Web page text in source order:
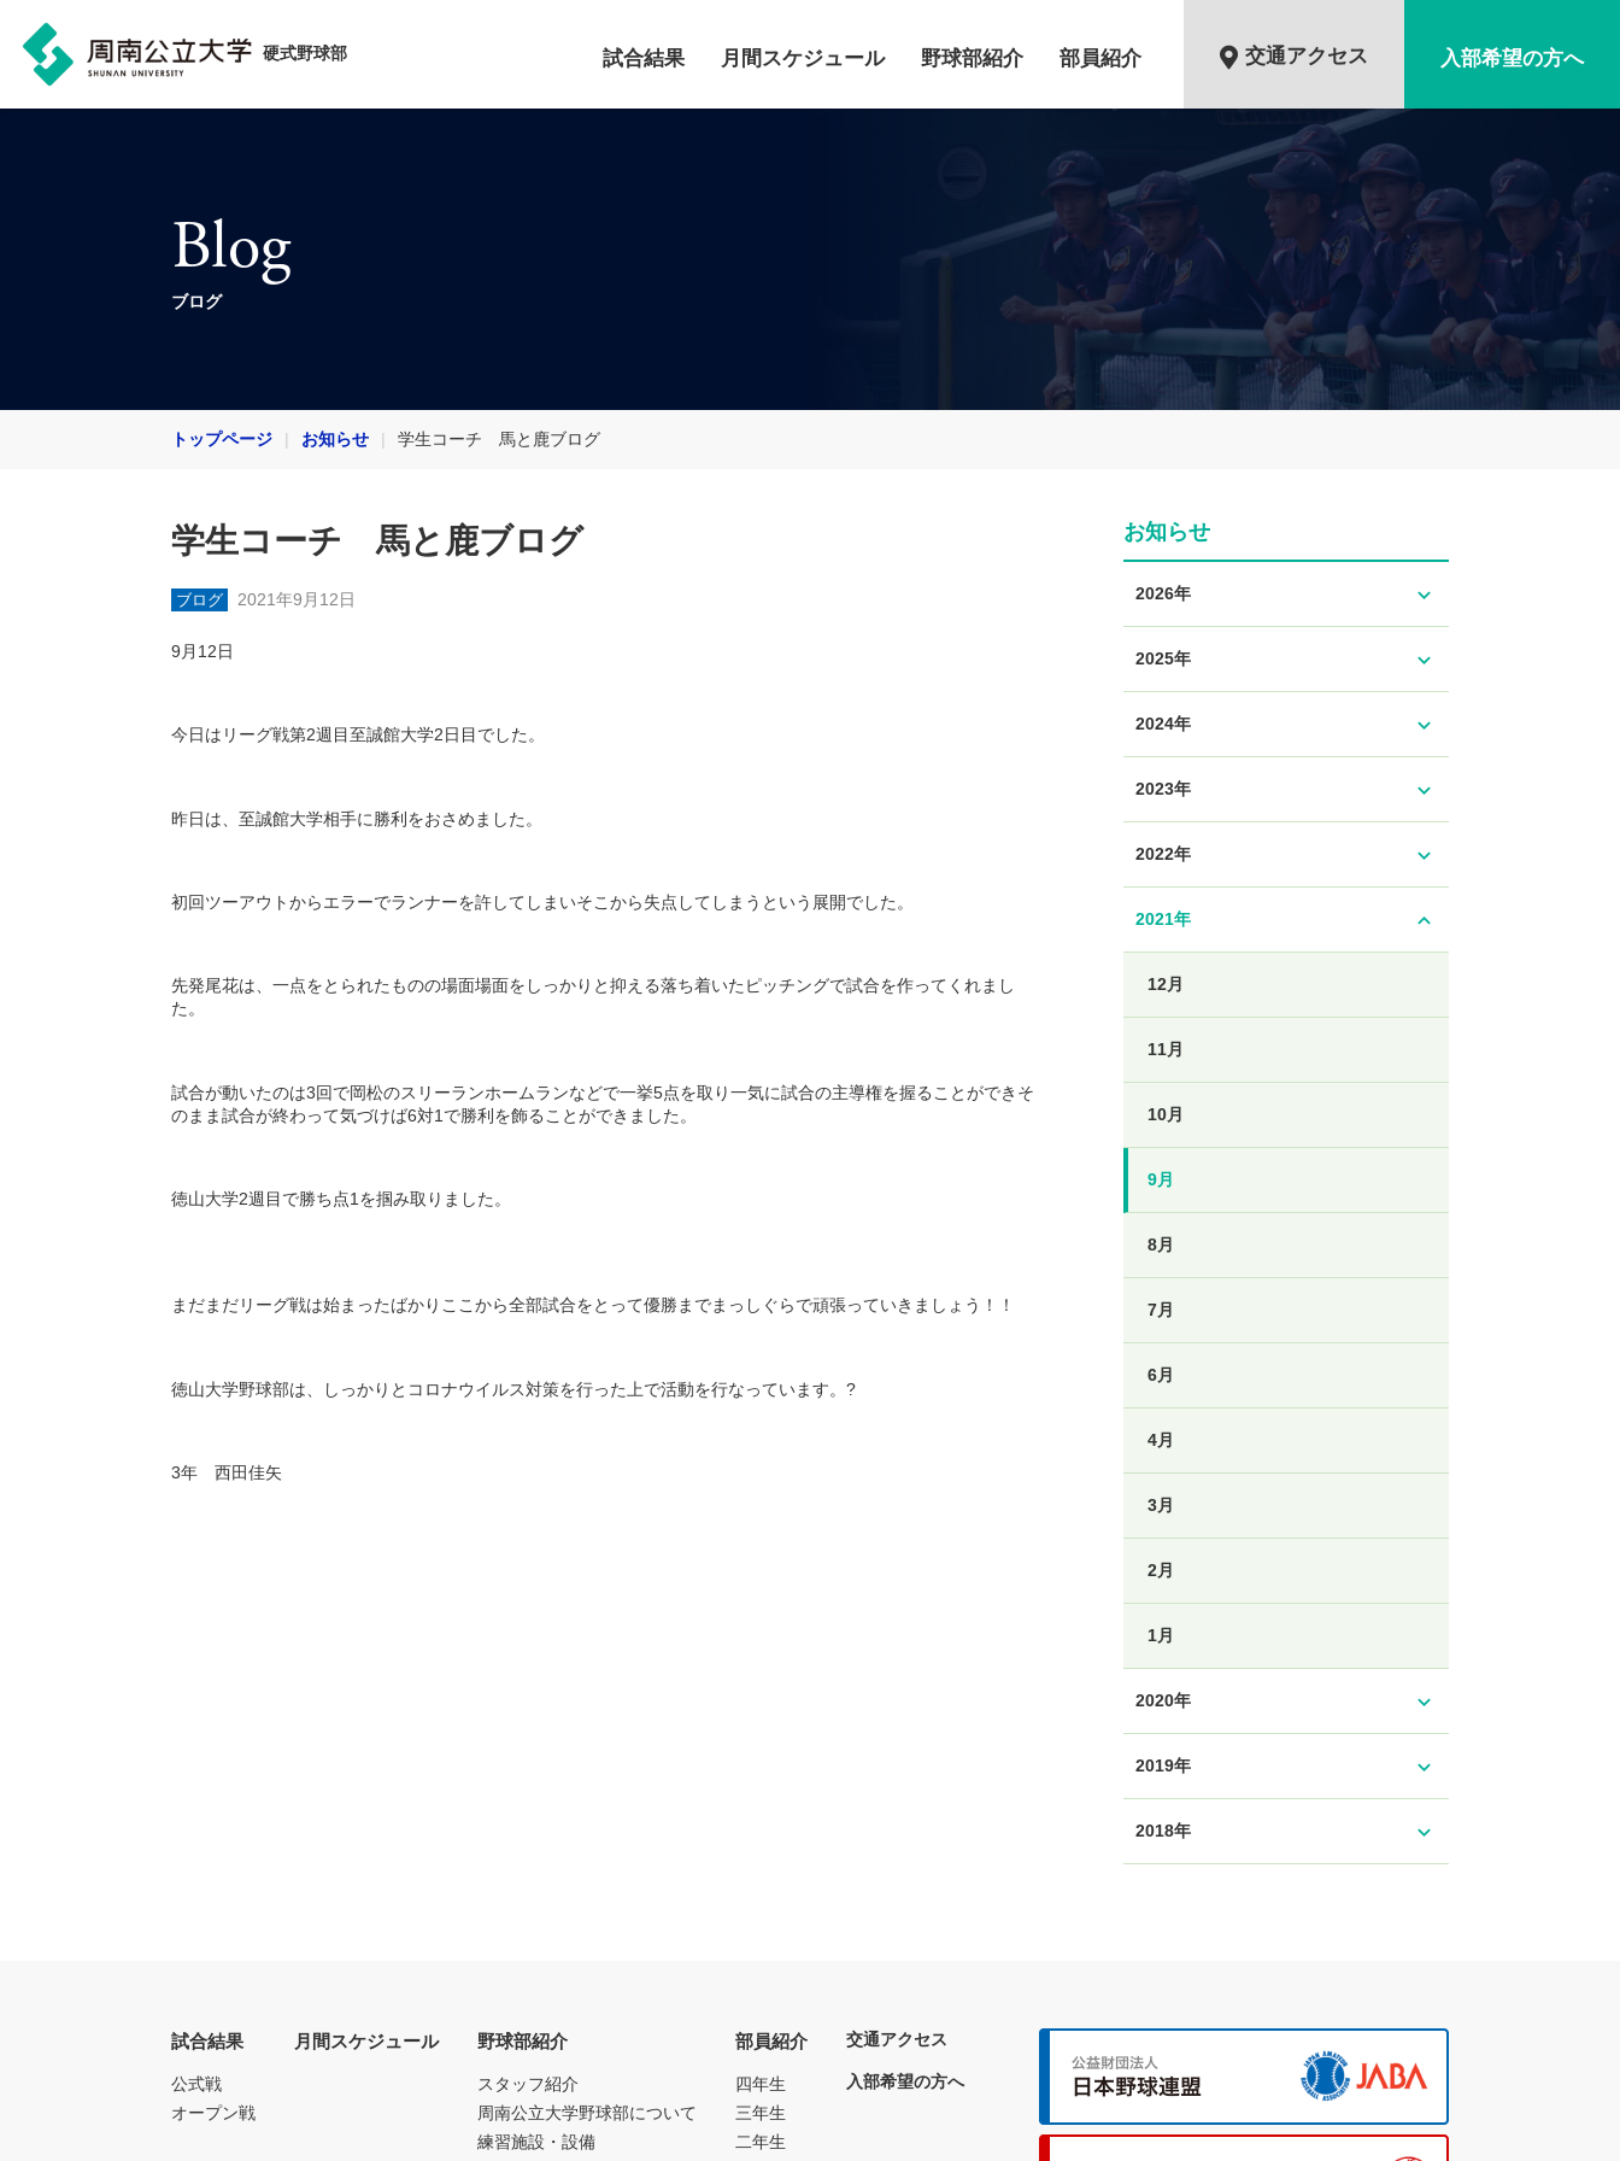
硬式野球部 試合結果 月間スケジュール 野球部紹介 部員紹介 交通アクセス 入部希望の方へ
Blog
ブログ
トップページ お知らせ 学生コーチ 馬と鹿ブログ
学生コーチ 馬と鹿ブログ
ブログ 2021年9月12日
9 月 12日
今日はリーグ戦第2週目至誠館大学2日目でした。
昨日は、至誠館大学相手に勝利をおさめました。
初回ツーアウトからエラーでランナーを許してしまいそこから失点してしまうという展開でした。
先発尾花は、一点をとられたものの場面場面をしっかりと抑える落ち着いたピッチングで試合を作ってくれまし
た。
試合が動いたのは3回で岡松のスリーランホームランなどで一挙5点を取り一気に試合の主導権を握ることができそ
のまま試合が終わって気づけば6対1 で勝利を飾ることができました。
徳山大学2週目で勝ち点1 を掴み取りました。
まだまだリーグ戦は始まったばかりここから全部試合をとって優勝までまっしぐらで頑張っていきましょう！！
徳山大学野球部は、しっかりとコロナウイルス対策を行った上で活動を行なっています。 ?
3年 西田佳矢
お知らせ
2026年 expand_more
2025年 expand_more
2024年 expand_more
2023年 expand_more
2022年 expand_more
2021年 expand_less
12月
11月
10月
9月
8月
7月
6月
4月
3月
2月
1月
2020年 expand_more
2019年 expand_more
2018年 expand_more
試合結果
公式戦
オープン戦
月間スケジュール 野球部紹介
スタッフ紹介
周南公立大学野球部について
練習施設・設備
部員紹介
四年生
三年生
二年生
交通アクセス
入部希望の方へ